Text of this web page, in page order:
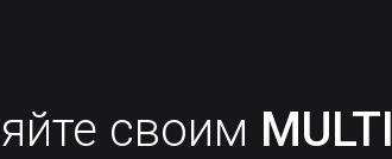
своим MULTI